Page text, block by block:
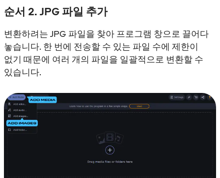
순서 2. JPG 파일 추가
변환하려는 JPG 파일을 찾아 프로그램 창으로 끌어다
놓습니다. 한 번에 전송할 수 있는 파일 수에 제한이
없기 때문에 여러 개의 파일을 일괄적으로 변환할 수
있습니다.